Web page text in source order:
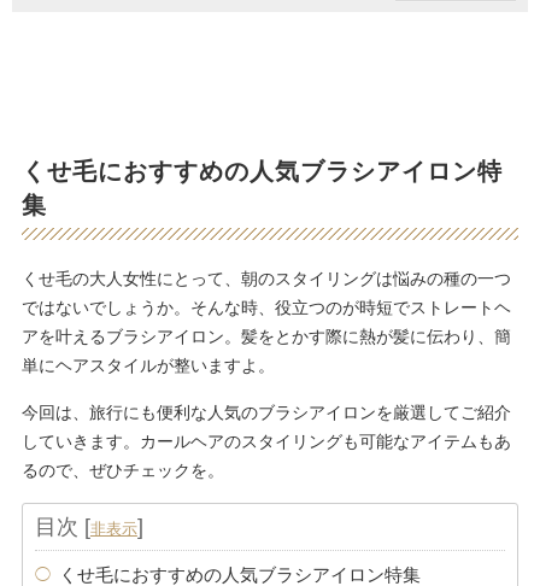
くせ毛におすすめの人気ブラシアイロン特
集
くせ毛の大人女性にとって、朝のスタイリングは悩みの種の一つ
ではないでしょうか。そんな時、役立つのが時短でストレートヘ
アを叶えるブラシアイロン。髪をとかす際に熱が髪に伝わり、簡
単にヘアスタイルが整いますよ。
今回は、旅行にも便利な人気のブラシアイロンを厳選してご紹介
していきます。カールヘアのスタイリングも可能なアイテムもあ
るので、ぜひチェックを。
目次 [非表示]
くせ毛におすすめの人気ブラシアイロン特集